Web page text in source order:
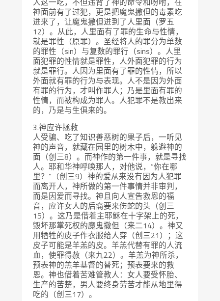
神面前有了过犯，更是把魔鬼撒但的毒素吃
进来了，让魔鬼撒但进到了人里面（罗五
12）。从此，人里面有了罪的生命与性情，
就是罪性（原罪）。圣经将人的罪分为单数
的罪性（sin）与复数的罪行（sins）。人里
面犯罪的性情就是罪性，人外面犯罪的行为
就是罪行。人因为里面有了罪的性情，所以
外面就有罪的行为与表现。人不是因为外面
有罪的行为，才叫作罪人；乃是里面有罪的
性情，而被构成为罪人。人犯罪不是教出来
的，乃是与生俱来的。
3.神应许拯救
人受骗、吃了知识善恶树的果子后，一听见
神的声音，就藏在园里的树木中，躲避神的
面（创三8）。而神作的第一件事，就是寻找
人。耶和华神呼唤那人，对他说，“你在哪
里？”（创三9）神的爱从来没有因为人犯罪
而离开人，神所做的第一件事情并非审判，
而是因爱而寻找。神且向人宣告救恩的福
音，应许女人的后裔要来伤蛇的头（创三
15）。这乃是借着主耶稣在十字架上的死，
毁坏那掌死权的魔鬼撒但（来二14）。神又
用牺牲的皮子作衣服给人穿（创三21）；这
皮子可能是羊羔的皮。羊羔代替有罪的人流
血，使罪得赦（来九22）。羊羔为神所杀，
预表神的羔羊基督的替死；预表要来的救
恩。神也借着苦难管教人：女人要受怀胎、
生产的苦楚，男人要终身劳苦才能从地里得
吃的（创三17）。